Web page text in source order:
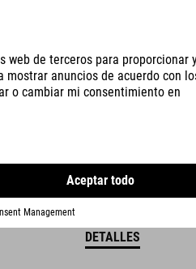
DETALLES